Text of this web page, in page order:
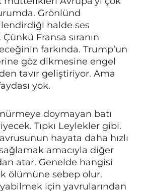
Grönlünd
halde ses
Fransa sıranın
farkında. Trump’un
göz dikmesine engel
tavır geliştiriyor. Ama
yok.
doymayan batı
Tıpkı Leylekler gibi.
hayata daha hızlı
amacıyla diğer
atar. Genelde hangisi
ölümüne sebep olur.
için yavrularından